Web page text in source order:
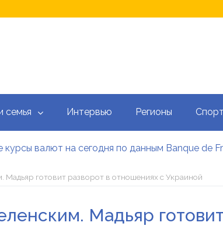
семья Интервью Регионы Спорт
курсы валют на сегодня по данным Banque de
гривен военным: кто может получить эти
сегодня онлайн: Оперативный обзор НБУ,
Мадьяр готовит разворот в отношениях с Украиной
Мадьяр